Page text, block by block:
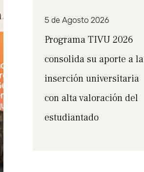
5 de Agosto 2026
Programa TIVU 2026
consolida su aporte a la
inserción universitaria
con alta valoración del
estudiantado